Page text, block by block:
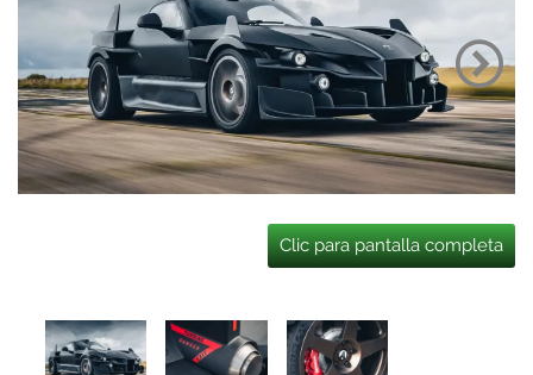
Clic para pantalla completa